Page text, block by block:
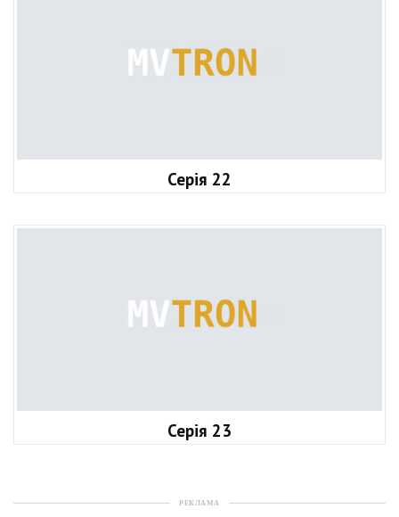
Серія 22
Серія 23
РЕКЛАМА